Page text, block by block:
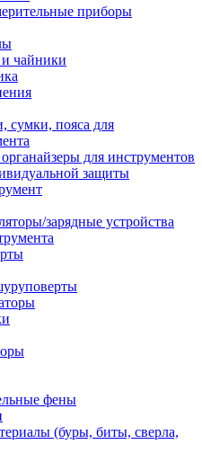
приборы
чайники
сумки, пояса для
для инструментов
защиты
зарядные устройства
фены
(буры, биты, сверла,